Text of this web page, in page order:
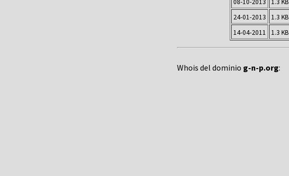
08-10-2013
1.3 KB
24-01-2013
1.3 KB
14-04-2011
1.3 KB
Whois del dominio g-n-p.org: